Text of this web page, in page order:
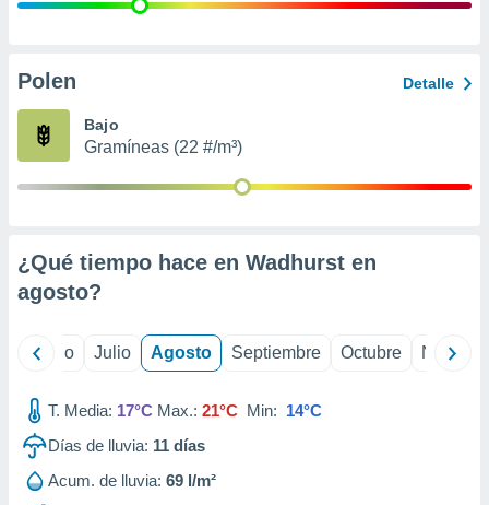
e
publicidad
Polen Detalle
Bajo
Gramíneas (22 #/m³)
¿Qué tiempo hace en Wadhurst en
agosto?
Junio Julio Agosto Septiembre Octubre
T. Media: 17°C Max.: 21°C Min: 14°C
Días de lluvia: 11 días
Acum. de lluvia: 69 l/m²